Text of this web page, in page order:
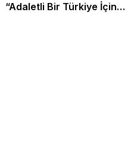
“Adaletli Bir Türkiye İçin